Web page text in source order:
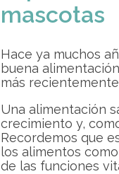
mascotas
Hace ya muchos
buena
más
Una alimentación
crecimiento y,
Recordemos que
los alimentos
de las funciones